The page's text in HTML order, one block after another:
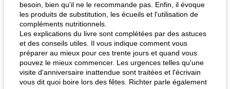
besoin, bien qu'il ne le recommande pas. Enfin, il évoque
les produits de substitution, les écueils et l'utilisation de
compléments nutritionnels.
Les explications du livre sont complétées par des astuces
et des conseils utiles. Il vous indique comment vous
préparer au mieux pour ces trente jours et quand vous
pouvez le mieux commencer. Les urgences telles qu'une
visite d'anniversaire inattendue sont traitées et l'écrivain
vous dit quoi boire lors des fêtes. Richter parle également